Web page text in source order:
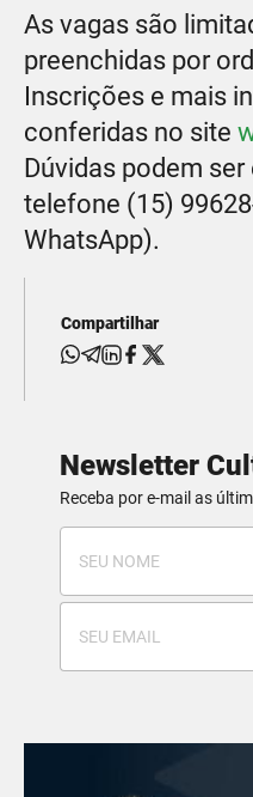
As vagas são
preenchidas por
Inscrições e mais
conferidas no site
Dúvidas podem
telefone (15)
WhatsApp).
Compartilhar
Newsletter
Receba por e-mail as